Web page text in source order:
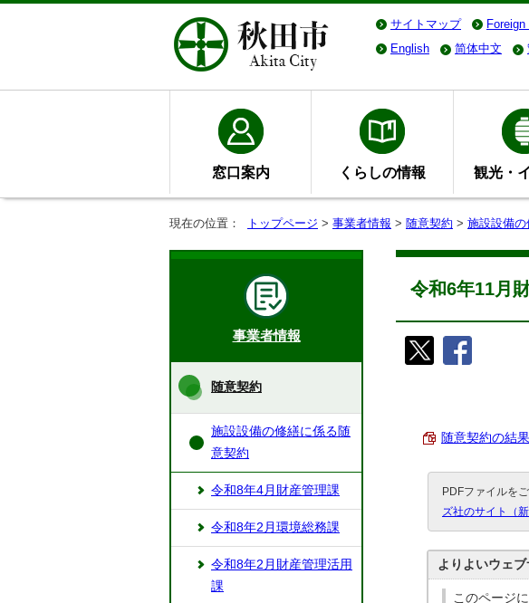
サイトマップ
English
简体中文
窓口案内 くらしの情報 観光・
現在の位置： トップページ > 事業者情報 > 随意契約 > 施設設備
令和6年11月
随意契約の結
PDFファイルを
ズ社のサイト（
よりよいウェ
このページ
事業者情報
随意契約
施設設備の修繕に係る随
意契約
令和8年4月財産管理課
令和8年2月環境総務課
令和8年2月財産管理活用
課